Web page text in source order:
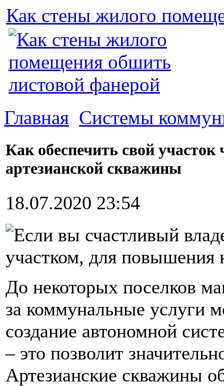
Как стены жилого
Главная Системы
Как обеспечить свой
артезианской скважины
18.07.2020 23:54
Если вы счастливый
участком, для повышения
До некоторых поселков
за коммунальные услуги
создание автономной
– это позволит
Артезианские скважины